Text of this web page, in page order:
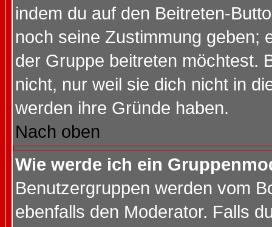
indem du auf den Beitreten-
noch seine Zustimmung geben;
der Gruppe beitreten möchtest.
nicht, nur weil sie dich nicht in
werden ihre Gründe haben.
Nach oben
Wie werde ich ein
Benutzergruppen werden vom
ebenfalls den Moderator. Falls